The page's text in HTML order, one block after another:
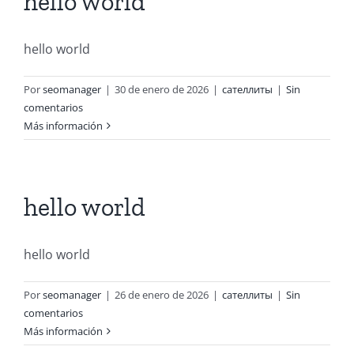
hello world
Porseomanager | 30 de enero de 2026 | сателлиты | Sin
comentarios
Más información
hello world
hello world
Porseomanager | 26 de enero de 2026 | сателлиты | Sin
comentarios
Más información